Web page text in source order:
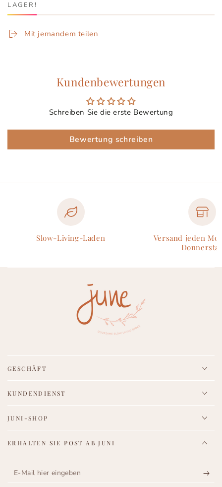
LAGER!
Mit jemandem teilen
Kundenbewertungen
Schreiben Sie die erste Bewertung
Bewertung schreiben
Slow-Living-Laden
Versand jeden
GESCHÄFT
KUNDENDIENST
JUNI-SHOP
ERHALTEN SIE POST AB JUNI
E-